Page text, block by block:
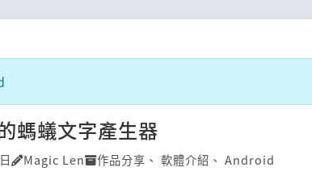
螞蟻文字產生器
Magic Len 作品分享 、 軟體介紹 、 Android